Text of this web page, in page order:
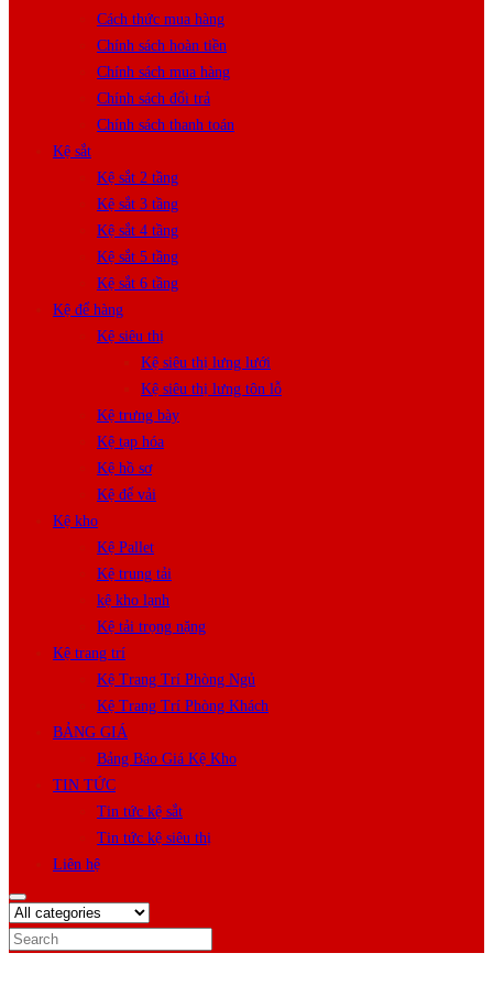
Cách thức mua hàng
Chính sách hoàn tiền
Chính sách mua hàng
Chính sách đổi trả
Chính sách thanh toán
Kệ sắt
Kệ sắt 2 tầng
Kệ sắt 3 tầng
Kệ sắt 4 tầng
Kệ sắt 5 tầng
Kệ sắt 6 tầng
Kệ để hàng
Kệ siêu thị
Kệ siêu thị lưng lưới
Kệ siêu thị lưng tôn lỗ
Kệ trưng bày
Kệ tạp hóa
Kệ hồ sơ
Kệ để vải
Kệ kho
Kệ Pallet
Kệ trung tải
kệ kho lạnh
Kệ tải trọng nặng
Kệ trang trí
Kệ Trang Trí Phòng Ngủ
Kệ Trang Trí Phòng Khách
BẢNG GIÁ
Bảng Báo Giá Kệ Kho
TIN TỨC
Tin tức kệ sắt
Tin tức kệ siêu thị
Liên hệ